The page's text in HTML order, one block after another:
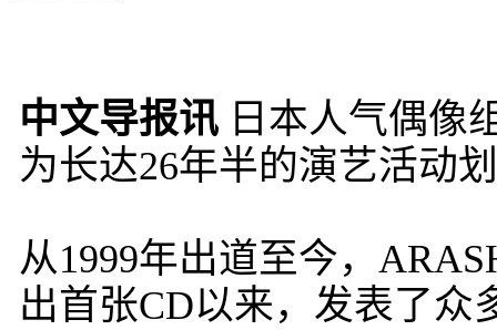
中文导报讯 日本人气偶像
为长达26年半的演艺活动
从1999年出道至今，
出首张CD以来，发表了众